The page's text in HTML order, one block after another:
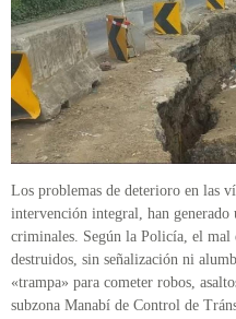
Los problemas de deterioro en las
intervención integral, han generado
criminales. Según la Policía, el mal
destruidos, sin señalización ni
«trampa» para cometer robos,
subzona Manabí de Control de